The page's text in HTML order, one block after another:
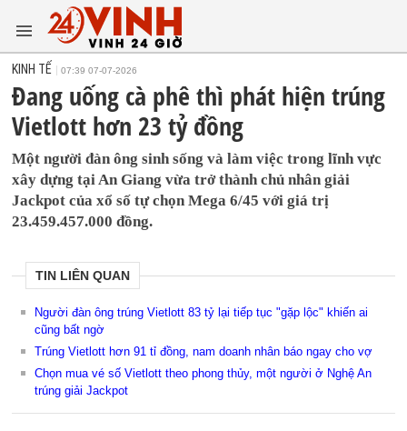
KINH TẾ 07:39 07-07-2026
Đang uống cà phê thì phát hiện trúng
Vietlott hơn 23 tỷ đồng
Một người đàn ông sinh sống và làm việc trong lĩnh vực
xây dựng tại An Giang vừa trở thành chủ nhân giải
Jackpot của xổ số tự chọn Mega 6/45 với giá trị
23.459.457.000 đồng.
TIN LIÊN QUAN
Người đàn ông trúng Vietlott 83 tỷ lại tiếp tục "gặp lộc" khiến ai
cũng bất ngờ
Trúng Vietlott hơn 91 tỉ đồng, nam doanh nhân báo ngay cho vợ
Chọn mua vé số Vietlott theo phong thủy, một người ở Nghệ An
trúng giải Jackpot